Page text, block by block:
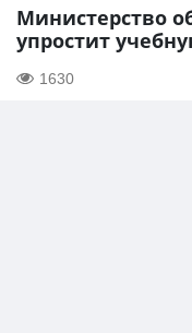
Министерство
упростит
1630